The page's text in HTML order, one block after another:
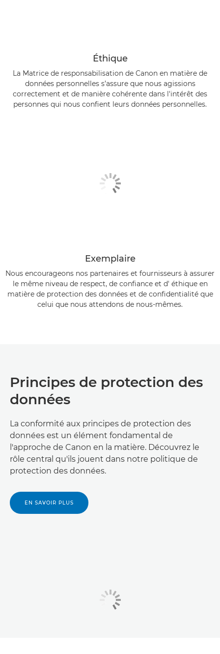
Éthique
La Matrice de responsabilisation de Canon en matière de
données personnelles s’assure que nous agissions
correctement et de manière cohérente dans l'intérêt des
personnes qui nous confient leurs données personnelles.
Exemplaire
Nous encourageons nos partenaires et fournisseurs à assurer
le même niveau de respect, de confiance et d' éthique en
matière de protection des données et de confidentialité que
celui que nous attendons de nous-mêmes.
Principes de protection des
données
La conformité aux principes de protection des
données est un élément fondamental de
l'approche de Canon en la matière. Découvrez le
rôle central qu'ils jouent dans notre politique de
protection des données.
EN SAVOIR PLUS